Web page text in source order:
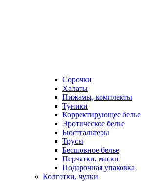
Сорочки
Халаты
Пижамы, комплекты
Туники
Корректирующее белье
Эротическое белье
Бюстгальтеры
Трусы
Бесшовное белье
Перчатки, маски
Подарочная упаковка
Колготки, чулки